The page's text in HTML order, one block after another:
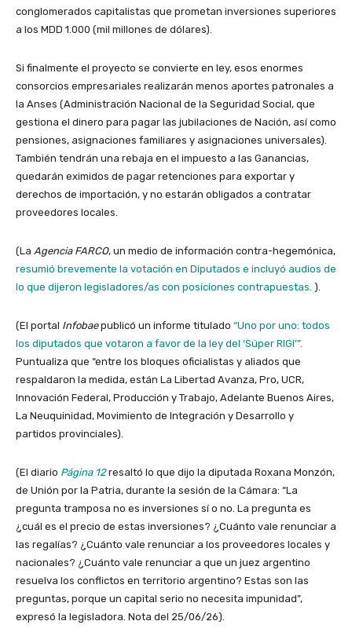
conglomerados capitalistas que prometan inversiones superiores
a los MDD 1.000 (mil millones de dólares).
Si finalmente el proyecto se convierte en ley, esos enormes
consorcios empresariales realizarán menos aportes patronales a
la Anses (Administración Nacional de la Seguridad Social, que
gestiona el dinero para pagar las jubilaciones de Nación, así como
pensiones, asignaciones familiares y asignaciones universales).
También tendrán una rebaja en el impuesto a las Ganancias,
quedarán eximidos de pagar retenciones para exportar y
derechos de importación, y no estarán obligados a contratar
proveedores locales.
(La Agencia FARCO, un medio de información contra-hegemónica,
resumió brevemente la votación en Diputados e incluyó audios de
lo que dijeron legisladores/as con posiciones contrapuestas. ).
(El portal Infobaepublicó un informe titulado “Uno por uno: todos
los diputados que votaron a favor de la ley del ‘Súper RIGI’”.
Puntualiza que “entre los bloques oficialistas y aliados que
respaldaron la medida, están La Libertad Avanza, Pro, UCR,
Innovación Federal, Producción y Trabajo, Adelante Buenos Aires,
La Neuquinidad, Movimiento de Integración y Desarrollo y
partidos provinciales).
(El diario Página 12resaltó lo que dijo la diputada Roxana Monzón,
de Unión por la Patria, durante la sesión de la Cámara: “La
pregunta tramposa no es inversiones sí o no. La pregunta es
¿cuál es el precio de estas inversiones? ¿Cuánto vale renunciar a
las regalías? ¿Cuánto vale renunciar a los proveedores locales y
nacionales? ¿Cuánto vale renunciar a que un juez argentino
resuelva los conflictos en territorio argentino? Estas son las
preguntas, porque un capital serio no necesita impunidad”,
expresó la legisladora. Nota del 25/06/26).